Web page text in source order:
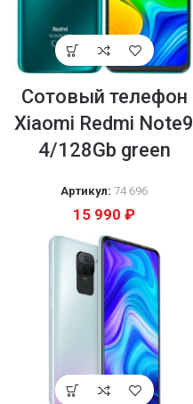
Сотовый телефон
Xiaomi Redmi Note9
4/128Gb green
Артикул: 74 696
15 990 ₽